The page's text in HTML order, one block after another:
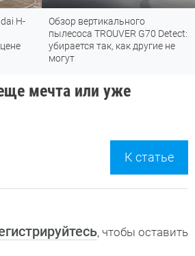
H-
Обзор вертикального
пылесоса TROUVER G70 Detect:
убирается так, как другие не
могут
мечта или уже
К статье
, чтобы оставить